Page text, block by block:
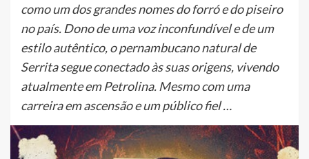
como um dos grandes nomes do forró e do piseiro
no país. Dono de uma voz inconfundível e de um
estilo autêntico, o pernambucano natural de
Serrita segue conectado às suas origens, vivendo
atualmente em Petrolina. Mesmo com uma
carreira em ascensão e um público fiel …